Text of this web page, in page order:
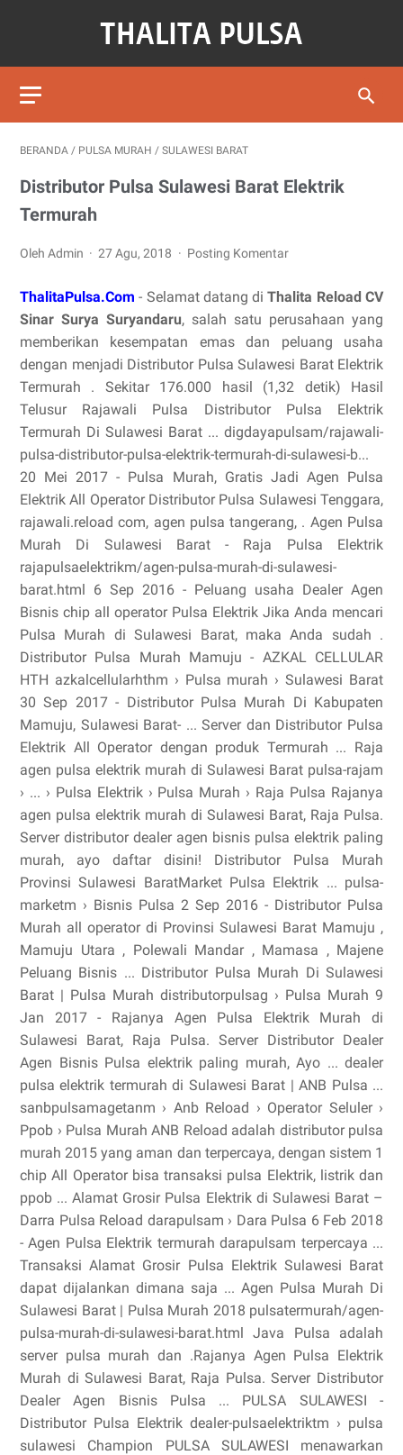
BERANDA / PULSA MURAH / SULAWESI BARAT
Distributor Pulsa Sulawesi Barat Elektrik
Termurah
Oleh Admin 27 Agu, 2018 Posting Komentar
ThalitaPulsa.Com - Selamat datang diThalita Reload CV
Sinar Surya Suryandaru, salah satu perusahaan yang
memberikan kesempatan emas dan peluang usaha
dengan menjadi Distributor Pulsa Sulawesi Barat Elektrik
Termurah . Sekitar 176.000 hasil (1,32 detik) Hasil
Telusur Rajawali Pulsa Distributor Pulsa Elektrik
Termurah Di Sulawesi Barat ... digdayapulsam/rajawali-
pulsa-distributor-pulsa-elektrik-termurah-di-sulawesi-b...
20 Mei 2017 - Pulsa Murah, Gratis Jadi Agen Pulsa
Elektrik All Operator Distributor Pulsa Sulawesi Tenggara,
rajawali.reload com, agen pulsa tangerang, . Agen Pulsa
Murah Di Sulawesi Barat - Raja Pulsa Elektrik
rajapulsaelektrikm/agen-pulsa-murah-di-sulawesi-
barat.html 6 Sep 2016 - Peluang usaha Dealer Agen
Bisnis chip all operator Pulsa Elektrik Jika Anda mencari
Pulsa Murah di Sulawesi Barat, maka Anda sudah .
Distributor Pulsa Murah Mamuju - AZKAL CELLULAR
HTH azkalcellularhthm › Pulsa murah › Sulawesi Barat
30 Sep 2017 - Distributor Pulsa Murah Di Kabupaten
Mamuju, Sulawesi Barat- ... Server dan Distributor Pulsa
Elektrik All Operator dengan produk Termurah ... Raja
agen pulsa elektrik murah di Sulawesi Barat pulsa-rajam
› ... › Pulsa Elektrik › Pulsa Murah › Raja Pulsa Rajanya
agen pulsa elektrik murah di Sulawesi Barat, Raja Pulsa.
Server distributor dealer agen bisnis pulsa elektrik paling
murah, ayo daftar disini! Distributor Pulsa Murah
Provinsi Sulawesi BaratMarket Pulsa Elektrik ... pulsa-
marketm › Bisnis Pulsa 2 Sep 2016 - Distributor Pulsa
Murah all operator di Provinsi Sulawesi Barat Mamuju ,
Mamuju Utara , Polewali Mandar , Mamasa , Majene
Peluang Bisnis ... Distributor Pulsa Murah Di Sulawesi
Barat | Pulsa Murah distributorpulsag › Pulsa Murah 9
Jan 2017 - Rajanya Agen Pulsa Elektrik Murah di
Sulawesi Barat, Raja Pulsa. Server Distributor Dealer
Agen Bisnis Pulsa elektrik paling murah, Ayo ... dealer
pulsa elektrik termurah di Sulawesi Barat | ANB Pulsa ...
sanbpulsamagetanm › Anb Reload › Operator Seluler ›
Ppob › Pulsa Murah ANB Reload adalah distributor pulsa
murah 2015 yang aman dan terpercaya, dengan sistem 1
chip All Operator bisa transaksi pulsa Elektrik, listrik dan
ppob ... Alamat Grosir Pulsa Elektrik di Sulawesi Barat –
Darra Pulsa Reload darapulsam › Dara Pulsa 6 Feb 2018
- Agen Pulsa Elektrik termurah darapulsam terpercaya ...
Transaksi Alamat Grosir Pulsa Elektrik Sulawesi Barat
dapat dijalankan dimana saja ... Agen Pulsa Murah Di
Sulawesi Barat | Pulsa Murah 2018 pulsatermurah/agen-
pulsa-murah-di-sulawesi-barat.html Java Pulsa adalah
server pulsa murah dan .Rajanya Agen Pulsa Elektrik
Murah di Sulawesi Barat, Raja Pulsa. Server Distributor
Dealer Agen Bisnis Pulsa ... PULSA SULAWESI -
Distributor Pulsa Elektrik dealer-pulsaelektriktm › pulsa
sulawesi Champion PULSA SULAWESI menawarkan